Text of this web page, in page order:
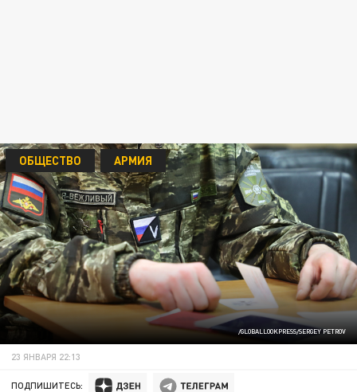
/GLOBALLOOKPRESS/SERGEY PETROV
ОБЩЕСТВО АРМИЯ
23 ЯНВАРЯ 22:13
ПОДПИШИТЕСЬ: